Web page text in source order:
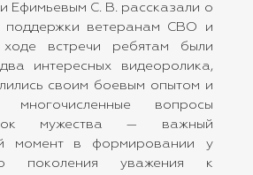
Ефимьевым С. В. рассказали о
поддержки ветеранам СВО и
встречи ребятам были
интересных видеоролика,
своим боевым опытом и
вопросы
мужества — важный
момент в формировании у
поколения уважения к